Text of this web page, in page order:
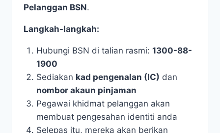
Pelanggan BSN.
Langkah-langkah:
Hubungi BSN di talian rasmi: 1300-88-
1900
Sediakan kad pengenalan (IC) dan
nombor akaun pinjaman
Pegawai khidmat pelanggan akan
membuat pengesahan identiti anda
Selepas itu, mereka akan berikan